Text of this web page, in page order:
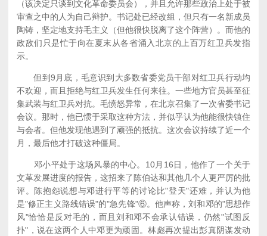
（该决定只谈到文化革命委员会），并且允许那些政治上处于被
审查之中的人为自己辩护。书记处已经改组，但只有一名新成员
陶铸，坚定地支持毛主义（但他很快脱离了这个阵营）。而他的
政敌们只是忙于向在夏末从各省涌入北京的上百万红卫兵发指
示。
但到9月底，毛意识到大多数省委党员干部对红卫兵行动均
不欢迎，而且拒绝与红卫兵发生任何来往。一些地方官员甚至征
集武装与红卫兵对抗。毛愤怒异常，在北京召集了一次省委书记
会议。那时，他已惯于采取这种方法，并似乎认为他能很快镇住
与会者。但他发现他遇到了顽强的抵抗。这次会议持续了近一个
月，最后他才打破这种僵局。
邓小平处于这场风暴的中心。10月16日，他作了一个关于
文革发展进度的报告，这招来了陈伯达和其他几个人更严厉的批
评。陈抱怨说想与邓进行平等的讨论比"登天"还难，并认为他
是"修正主义路线错误"的"急先锋"⑥。他声称，刘和邓的"思想作
风"恰恰是反对毛的，而且刘和邓不会承认错误，仍然"试图反
扑"，说在这两个人中邓更为顽固。林彪再次提出彭真阴谋发动